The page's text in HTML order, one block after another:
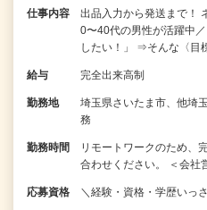
仕事内容
出品入力から発送まで！
0〜40代の男性が活躍中
したい！」 ⇒そんな〈目
給与 完全出来高制
勤務地
埼玉県さいたま市、他
務
勤務時間
リモートワークのため、
合わせください。 ＜会社
応募資格 ＼経験・資格・学歴いっ